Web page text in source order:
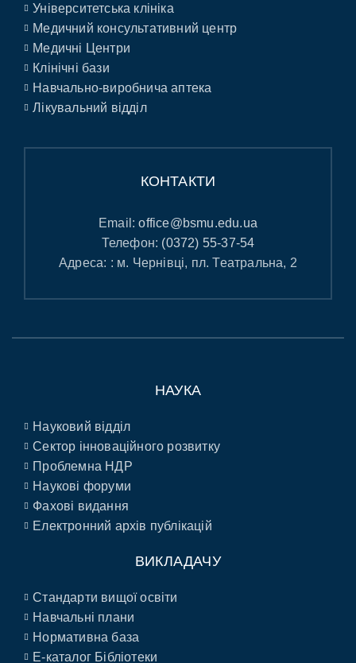
Університетська клініка
Медичний консультативний центр
Медичні Центри
Клінічні бази
Навчально-виробнича аптека
Лікувальний відділ
КОНТАКТИ
Email:office@bsmu.edu.ua
Телефон: (0372) 55-37-54
Адреса: : м. Чернівці, пл. Театральна, 2
НАУКА
Науковий відділ
Сектор інноваційного розвитку
Проблемна НДР
Наукові форуми
Фахові видання
Електронний архів публікацій
ВИКЛАДАЧУ
Стандарти вищої освіти
Навчальні плани
Нормативна база
E-каталог Бібліотеки